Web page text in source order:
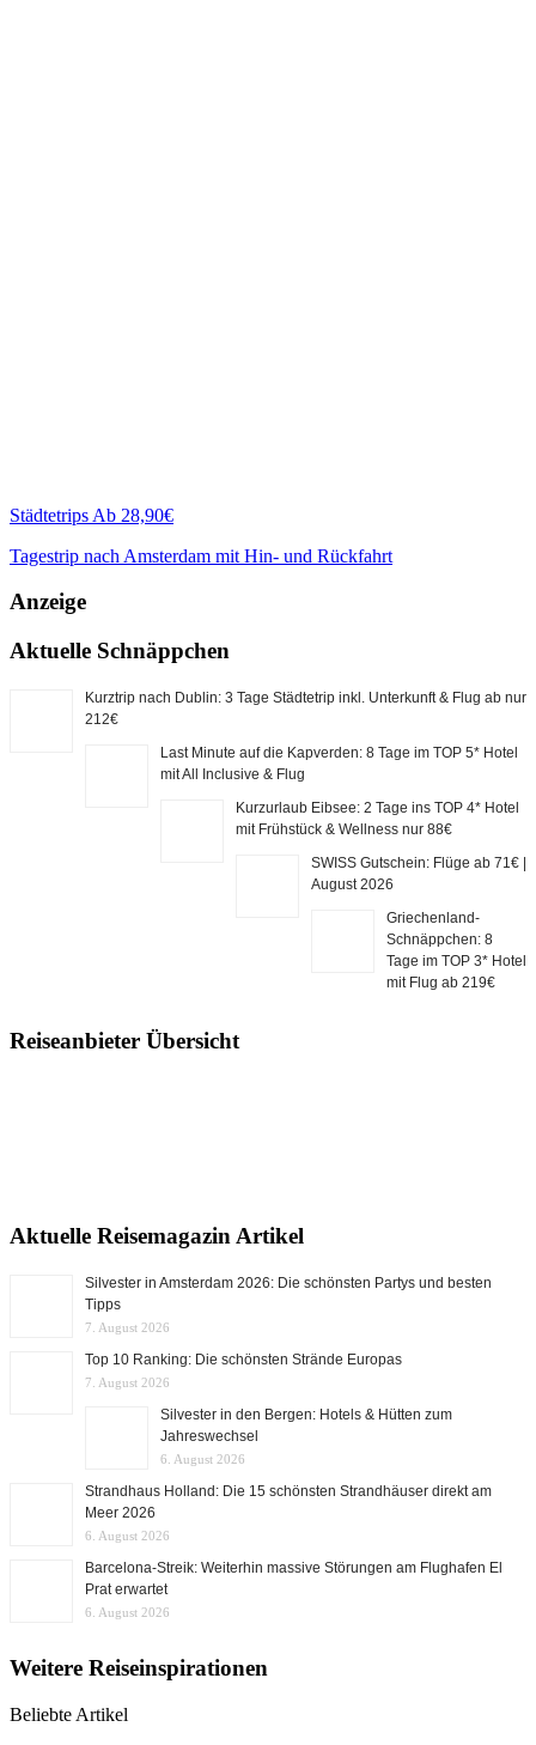
Städtetrips Ab 28,90€
Tagestrip nach Amsterdam mit Hin- und Rückfahrt
Anzeige
Aktuelle Schnäppchen
Kurztrip nach Dublin: 3 Tage Städtetrip inkl. Unterkunft & Flug ab nur
212€
Last Minute auf die Kapverden: 8 Tage im TOP 5* Hotel
mit All Inclusive & Flug
Kurzurlaub Eibsee: 2 Tage ins TOP 4* Hotel
mit Frühstück & Wellness nur 88€
SWISS Gutschein: Flüge ab 71€ |
August 2026
Griechenland-
Schnäppchen: 8
Tage im TOP 3* Hotel
mit Flug ab 219€
Reiseanbieter Übersicht
Aktuelle Reisemagazin Artikel
Silvester in Amsterdam 2026: Die schönsten Partys und besten
Tipps
7. August 2026
Top 10 Ranking: Die schönsten Strände Europas
7. August 2026
Silvester in den Bergen: Hotels & Hütten zum
Jahreswechsel
6. August 2026
Strandhaus Holland: Die 15 schönsten Strandhäuser direkt am
Meer 2026
6. August 2026
Barcelona-Streik: Weiterhin massive Störungen am Flughafen El
Prat erwartet
6. August 2026
Weitere Reiseinspirationen
Beliebte Artikel